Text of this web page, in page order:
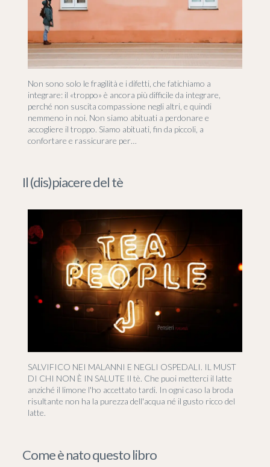
Non sono solo le fragilità e i difetti, che fatichiamo a
integrare: il «troppo» è ancora più difficile da integrare,
perché non suscita compassione negli altri, e quindi
nemmeno in noi. Non siamo abituati a perdonare e
accogliere il troppo. Siamo abituati, fin da piccoli, a
confortare e rassicurare per…
Il (dis)piacere del tè
SALVIFICO NEI MALANNI E NEGLI OSPEDALI. IL MUST
DI CHI NON È IN SALUTE Il tè. Che puoi metterci il latte
anziché il limone l'ho accettato tardi. In ogni caso la broda
risultante non ha la purezza dell'acqua né il gusto ricco del
latte.
Come è nato questo libro